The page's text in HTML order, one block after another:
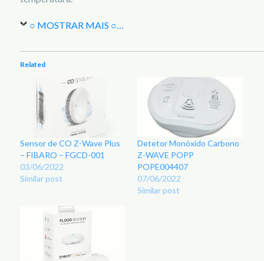
○ MOSTRAR MAIS ○…
Related
Sensor de CO Z-Wave Plus
– FIBARO – FGCD-001
03/06/2022
Similar post
Detetor Monóxido Carbono
Z-WAVE POPP
POPE004407
07/06/2022
Similar post